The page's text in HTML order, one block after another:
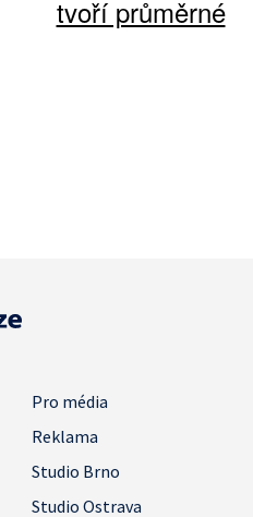
tvoří průměrné
Pro média
Reklama
Studio Brno
Studio Ostrava